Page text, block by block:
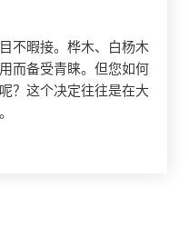
不暇接。桦木、白杨木
而备受青睐。但您如何
？这个决定往往是在大